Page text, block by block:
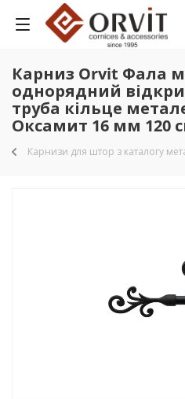
Карниз Orvit Фала
однорядний
труба кільце
Оксамит 16 мм 120
Карнизи для штор з каталогу